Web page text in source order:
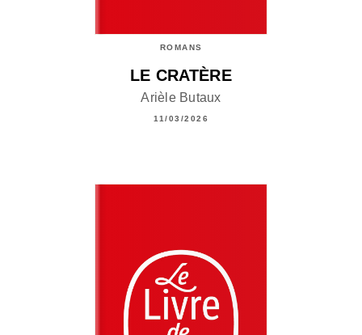
ROMANS
LE CRATÈRE
Arièle Butaux
11/03/2026